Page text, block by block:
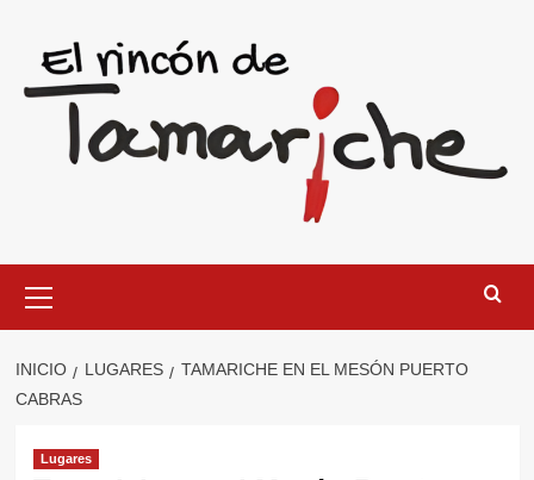
contenido
primario
INICIO LUGARES
TAMARICHE EN EL MESÓN PUERTO
CABRAS
Lugares